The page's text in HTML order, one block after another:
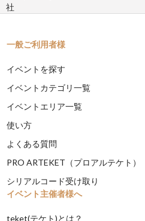
社
一般ご利用者様
イベントを探す
イベントカテゴリ一覧
イベントエリア一覧
使い方
よくある質問
PRO ARTEKET（プロアルテケト）
シリアルコード受け取り
イベント主催者様へ
teket(テケト)とは？